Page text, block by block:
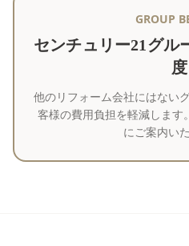
GROUP
センチュリー21グル
度
他のリフォーム会社にはない
客様の費用負担を軽減しま
にご案内い